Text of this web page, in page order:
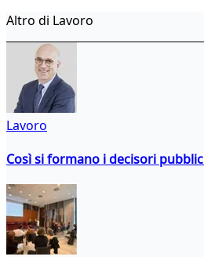
Altro di Lavoro
Lavoro
Così si formano i decisori